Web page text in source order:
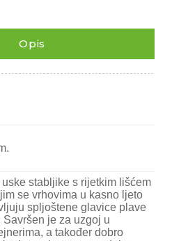
Opis
uske stabljike s rijetkim lišćem
se vrhovima u kasno ljeto
spljoštene glavice plave
Savršen je za uzgoj u
a također dobro